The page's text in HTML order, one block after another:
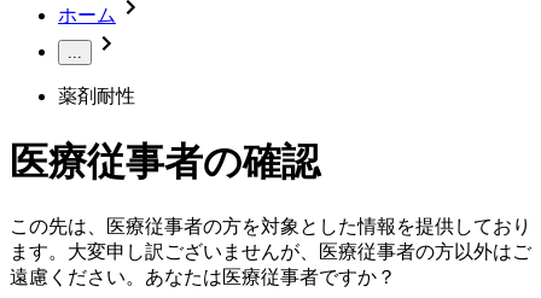
縫合糸 / 皮膚用接着剤
創傷ケア
ソリューション
製品・診療領域
キャリア（B. Braunで働くということ）
お問合せ
お問合せフォーム
取材・撮影のお申込み
ニューススペース
ニュースリリース
医療従事者さま向けニュース
ホーム
...
薬剤耐性
医療従事者の確認
この先は、医療従事者の方を対象とした情報を提供しており
ます。大変申し訳ございませんが、医療従事者の方以外はご
遠慮ください。あなたは医療従事者ですか？